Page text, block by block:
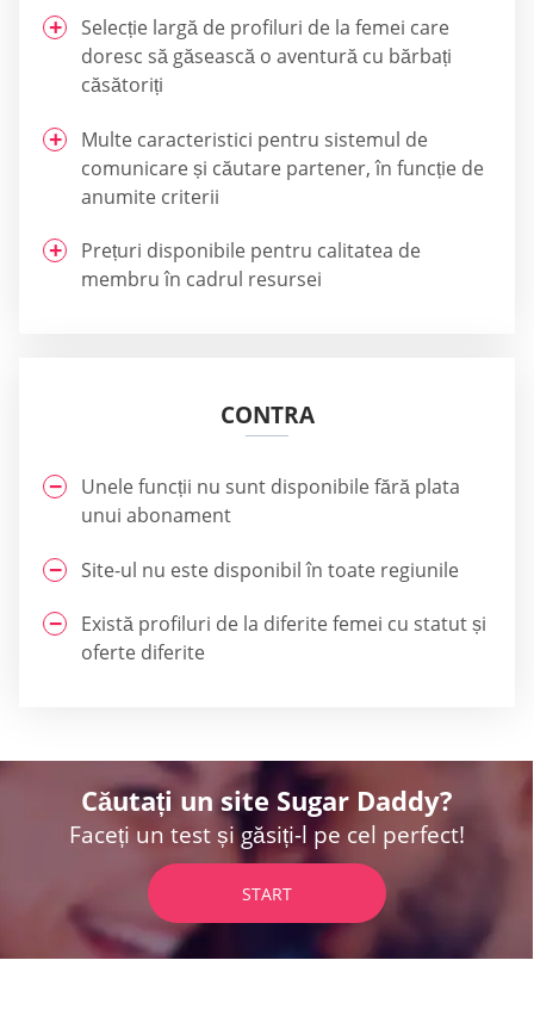
Selecție largă de profiluri de la femei care
doresc să găsească o aventură cu bărbați
căsătoriți
Multe caracteristici pentru sistemul de
comunicare și căutare partener, în funcție de
anumite criterii
Prețuri disponibile pentru calitatea de
membru în cadrul resursei
CONTRA
Unele funcții nu sunt disponibile fără plata
unui abonament
Site-ul nu este disponibil în toate regiunile
Există profiluri de la diferite femei cu statut și
oferte diferite
Căutați un site Sugar Daddy?
Faceți un test și găsiți-l pe cel perfect!
START